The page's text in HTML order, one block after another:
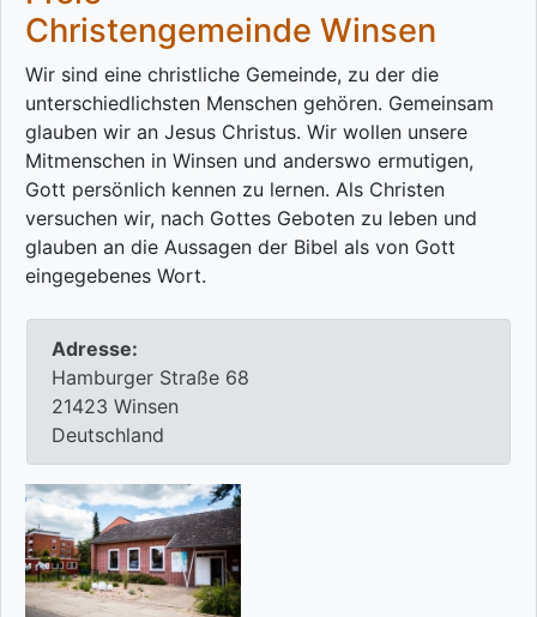
Christengemeinde Winsen
Wir sind eine christliche Gemeinde, zu der die
unterschiedlichsten Menschen gehören. Gemeinsam
glauben wir an Jesus Christus. Wir wollen unsere
Mitmenschen in Winsen und anderswo ermutigen,
Gott persönlich kennen zu lernen. Als Christen
versuchen wir, nach Gottes Geboten zu leben und
glauben an die Aussagen der Bibel als von Gott
eingegebenes Wort.
Adresse:
Hamburger Straße 68
21423 Winsen
Deutschland